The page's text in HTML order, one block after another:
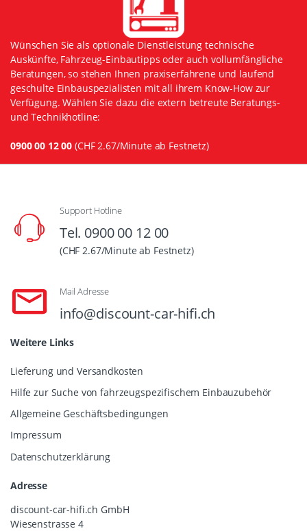
Wünschen Sie als optionale Dienstleistung technische
Auskünfte, Fahrzeug-Einbautipps oder auch vollumfängliche
Beratungen, so stehen Ihnen praxiserfahrene und laufend
geschulte Einbauspezialisten mit all ihrem Know-How zur
Verfügung. Wählen Sie dazu die extern betreute Beratungs-
und Technikhotline:
0900 00 12 00 (CHF 2.67/Minute ab Festnetz)
Support Hotline
Tel. 0900 00 12 00
(CHF 2.67/Minute ab Festnetz)
Mail Adresse
info@discount-car-hifi.ch
Weitere Links
Lieferung und Versandkosten
Hilfe zur Suche von fahrzeugspezifischem Einbauzubehör
Allgemeine Geschäftsbedingungen
Impressum
Datenschutzerklärung
Adresse
discount-car-hifi.ch GmbH
Wiesenstrasse 4